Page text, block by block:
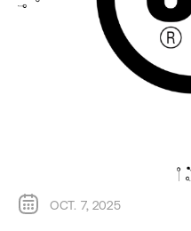
OCT. 7, 2025